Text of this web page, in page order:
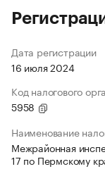
Дата регистрации
16 июля 2024
Код налогового
5958
Наименование
Межрайонная
17 по Пермскому